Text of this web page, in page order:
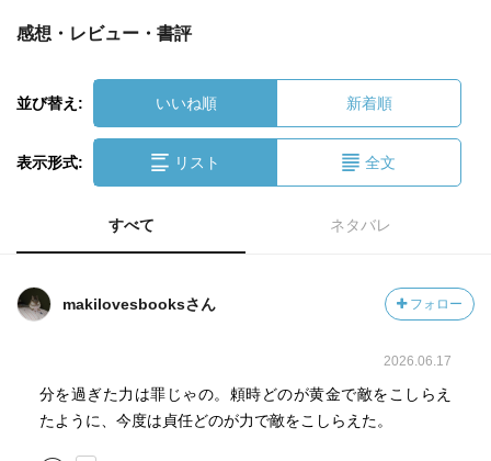
感想・レビュー・書評
並び替え: いいね順 新着順
表示形式: リスト 全文
すべて ネタバレ
makilovesbooksさん フォロー
2026.06.17
分を過ぎた力は罪じゃの。頼時どのが黄金で敵をこしらえ
たように、今度は貞任どのが力で敵をこしらえた。